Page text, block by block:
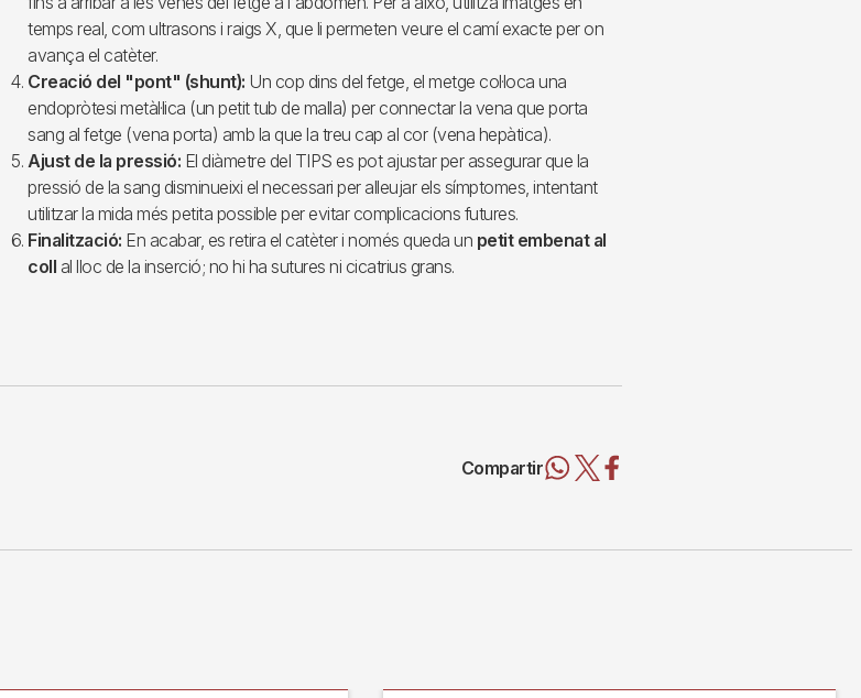
temps real, com ultrasons i raigs X, que li permeten veure el camí exacte per on
avança el catèter.
Creació del "pont" (shunt): Un cop dins del fetge, el metge col·loca una
endopròtesi metàl·lica (un petit tub de malla) per connectar la vena que porta
sang al fetge (vena porta) amb la que la treu cap al cor (vena hepàtica).
Ajust de la pressió: El diàmetre del TIPS es pot ajustar per assegurar que la
pressió de la sang disminueixi el necessari per alleujar els símptomes, intentant
utilitzar la mida més petita possible per evitar complicacions futures.
Finalització: En acabar, es retira el catèter i només queda un petit embenat al
coll al lloc de la inserció; no hi ha sutures ni cicatrius grans.
Compartir